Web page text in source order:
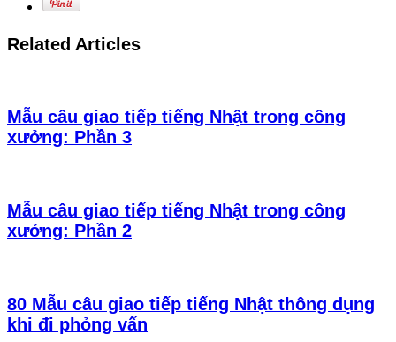
Related Articles
Mẫu câu giao tiếp tiếng Nhật trong công
xưởng: Phần 3
Mẫu câu giao tiếp tiếng Nhật trong công
xưởng: Phần 2
80 Mẫu câu giao tiếp tiếng Nhật thông dụng
khi đi phỏng vấn